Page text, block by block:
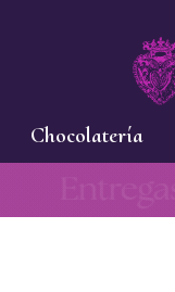
Chocolatería